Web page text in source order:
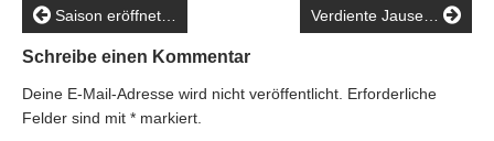
Saison eröffnet… Verdiente Jause…
Schreibe einen Kommentar
Deine E-Mail-Adresse wird nicht veröffentlicht. Erforderliche
Felder sind mit * markiert.